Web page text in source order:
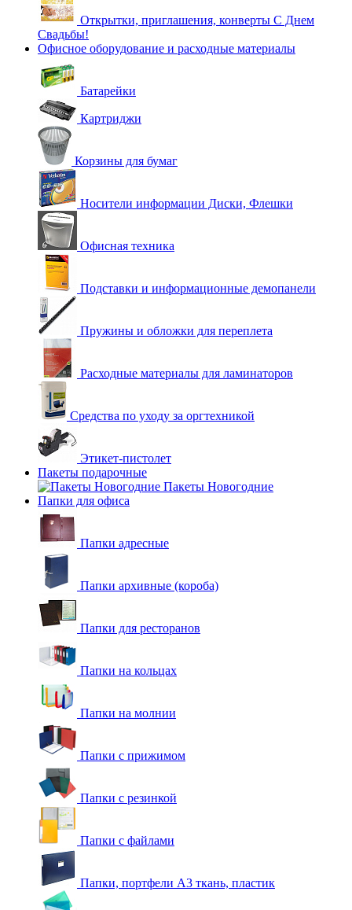
Открытки, приглашения, конверты С Днем
Свадьбы!
Офисное оборудование и расходные материалы
Батарейки
Картриджи
Корзины для бумаг
Носители информации Диски, Флешки
Офисная техника
Подставки и информационные демопанели
Пружины и обложки для переплета
Расходные материалы для ламинаторов
Средства по уходу за оргтехникой
Этикет-пистолет
Пакеты подарочные
Пакеты Новогодние
Папки для офиса
Папки адресные
Папки архивные (короба)
Папки для ресторанов
Папки на кольцах
Папки на молнии
Папки с прижимом
Папки с резинкой
Папки с файлами
Папки, портфели А3 ткань, пластик